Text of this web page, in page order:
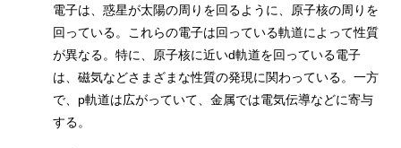
電子は、惑星が太陽の周りを回るように、原子核の周りを
回っている。これらの電子は回っている軌道によって性質
が異なる。特に、原子核に近いd軌道を回っている電子
は、磁気などさまざまな性質の発現に関わっている。一方
で、p軌道は広がっていて、金属では電気伝導などに寄与
する。